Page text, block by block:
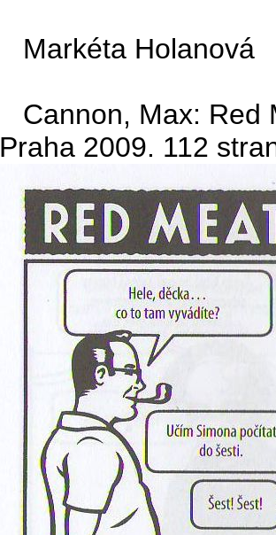
Markéta Holanová
Cannon, Max: Red
Praha 2009. 112